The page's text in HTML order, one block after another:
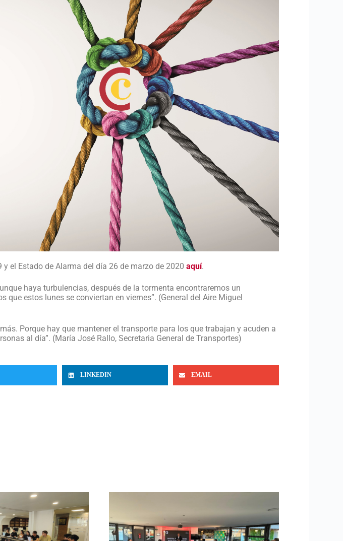
el Estado de Alarma del día 26 de marzo de 2020aquí.
haya turbulencias, después de la tormenta encontraremos un
estos lunes se conviertan en viernes”. (General del Aire Miguel
Porque hay que mantener el transporte para los que trabajan y acuden a
al día”. (María José Rallo, Secretaria General de Transportes)
LINKEDIN EMAIL